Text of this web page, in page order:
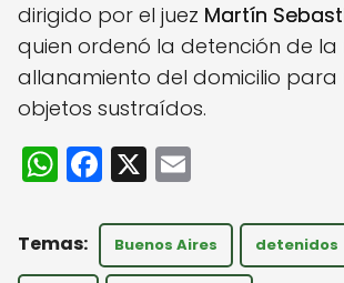
dirigido por el juez Martín
quien ordenó la detención de la
allanamiento del domicilio para
objetos sustraídos.
W
h
a
ts
F
a
c
e
X
ai
l
Buenos Aires detenidos